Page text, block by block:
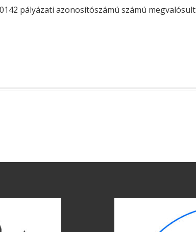
pályázati azonosítószámú számú megvalósult